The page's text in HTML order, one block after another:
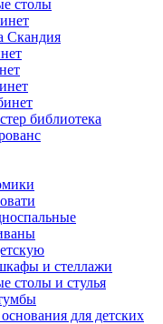
столы
Скандия
библиотека
и стеллажи
столы и стулья
для детских